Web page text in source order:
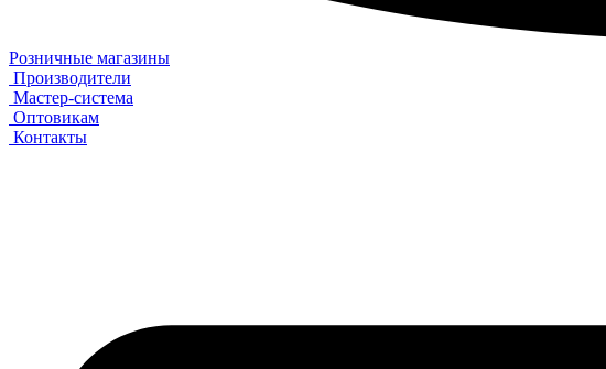
Розничные магазины
Производители
Мастер-система
Оптовикам
Контакты